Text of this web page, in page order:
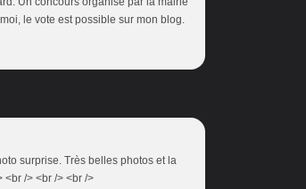
le vote est possible sur mon blog.
surprise. Très belles photos et la
/> <br /> <br />